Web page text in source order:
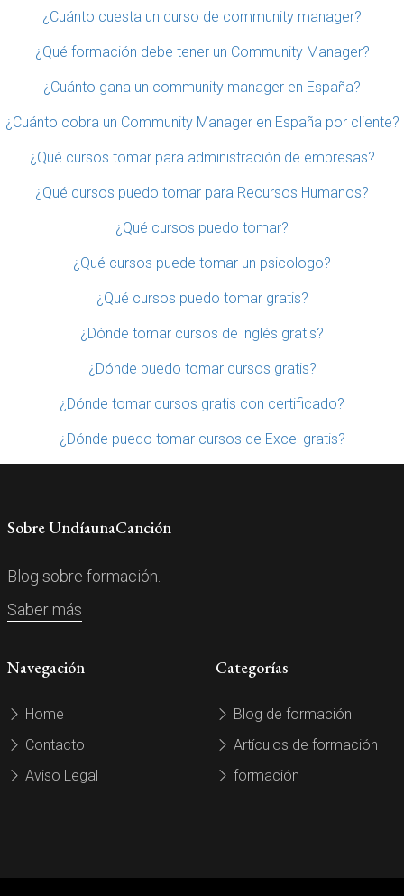
¿Cuánto cuesta un curso de community manager?
¿Qué formación debe tener un Community Manager?
¿Cuánto gana un community manager en España?
¿Cuánto cobra un Community Manager en España por cliente?
¿Qué cursos tomar para administración de empresas?
¿Qué cursos puedo tomar para Recursos Humanos?
¿Qué cursos puedo tomar?
¿Qué cursos puede tomar un psicologo?
¿Qué cursos puedo tomar gratis?
¿Dónde tomar cursos de inglés gratis?
¿Dónde puedo tomar cursos gratis?
¿Dónde tomar cursos gratis con certificado?
¿Dónde puedo tomar cursos de Excel gratis?
Sobre UndíaunaCanción
Blog sobre formación.
Saber más
Navegación
Home
Contacto
Aviso Legal
Categorías
Blog de formación
Artículos de formación
formación